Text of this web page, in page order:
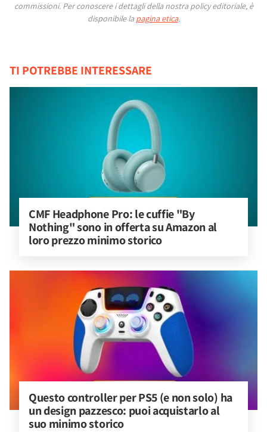
commissioni. Per conoscere i dettagli della nostra policy editoriale, è
disponibile la pagina etica.
TI POTREBBE INTERESSARE
CMF Headphone Pro: le cuffie "By
Nothing" sono in offerta su Amazon al
loro prezzo minimo storico
Questo controller per PS5 (e non solo) ha
un design pazzesco: puoi acquistarlo al
suo minimo storico